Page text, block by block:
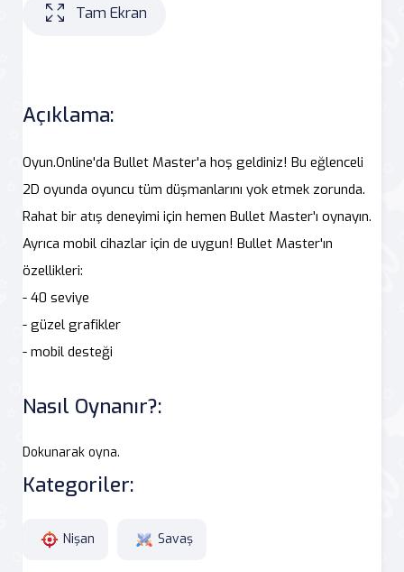
Tam Ekran
Açıklama:
Oyun.Online'da Bullet Master'a hoş geldiniz! Bu eğlenceli
2D oyunda oyuncu tüm düşmanlarını yok etmek zorunda.
Rahat bir atış deneyimi için hemen Bullet Master'ı oynayın.
Ayrıca mobil cihazlar için de uygun! Bullet Master'ın
özellikleri:
- 40 seviye
- güzel grafikler
- mobil desteği
Nasıl Oynanır?:
Dokunarak oyna.
Kategoriler:
Nişan Savaş